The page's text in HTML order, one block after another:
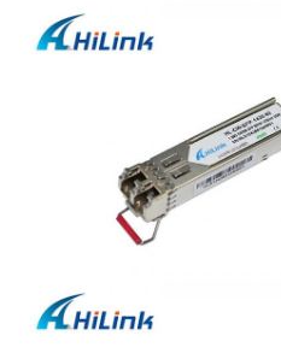
引
く